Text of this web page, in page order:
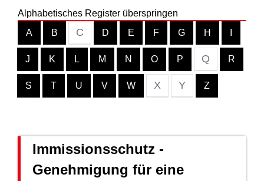
Alphabetisches Register überspringen
A
B C D E F G H
J K L M N O P Q R
S T U V W X Y Z
Immissionsschutz -
Genehmigung für eine